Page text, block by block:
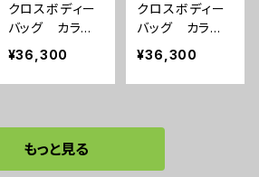
クロスボディー
バッグ カラー/
シティーサンライ
ズ ■配送まで
約１か月
¥36,300
クロスボディー
バッグ カラー/
シティーナイ
ト ■配送まで
約１か月
¥36,300
もっと見る